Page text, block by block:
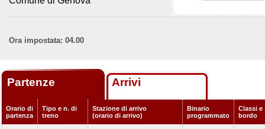
Ora impostata: 04.00
Partenze Arrivi
Orario di
partenza
Tipo e n. di
treno
Stazione di arrivo
(orario di arrivo)
Binario
programmato
Classi e
bordo